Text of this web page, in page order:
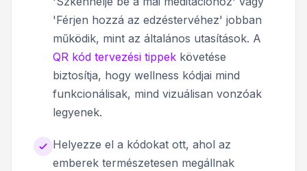
'Férjen hozzá az edzéstervéhez' jobban
működik, mint az általános utasítások. A
QR kód tervezési tippek követése
biztosítja, hogy wellness kódjai mind
funkcionálisak, mind vizuálisan vonzóak
legyenek.
Helyezze el a kódokat ott, ahol az
emberek természetesen megállnak